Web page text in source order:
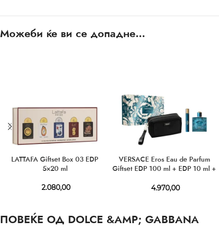
Можеби ќе ви се допадне…
LATTAFA Giftset Box 03 EDP
5×20 ml
2.080,00
VERSACE Eros Eau de Parfum
Giftset EDP 100 ml + EDP 10 ml +
4.970,00
ПОВЕЌЕ ОД DOLCE &AMP; GABBANA